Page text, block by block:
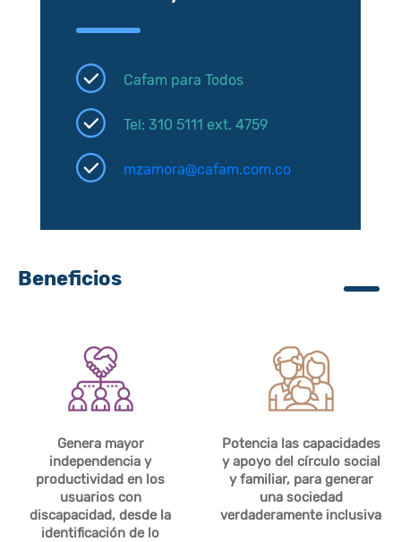
Cafam para Todos
Tel: 310 5111 ext. 4759
mzamora@cafam.com.co
Beneficios
Genera mayor
independencia y
productividad en los
usuarios con
discapacidad, desde la
identificación de lo
Potencia las capacidades
y apoyo del círculo social
y familiar, para generar
una sociedad
verdaderamente inclusiva